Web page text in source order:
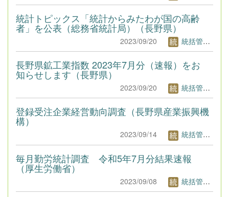
統計トピックス「統計からみたわが国の高齢
者」を公表（総務省統計局）（長野県）
2023/09/20 統括管理者1
長野県鉱工業指数 2023年7月分（速報）をお
知らせします（長野県）
2023/09/20 統括管理者1
登録受注企業経営動向調査（長野県産業振興機
構）
2023/09/14 統括管理者1
毎月勤労統計調査 令和5年7月分結果速報
（厚生労働省）
2023/09/08 統括管理者1